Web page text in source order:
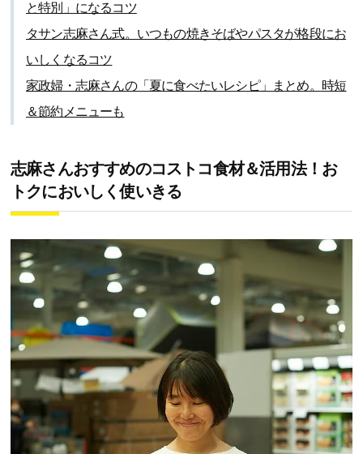
と特別」になるコツ
タサン志麻さん式。いつもの焼きそばやパスタが格段にお
いしくなるコツ
家政婦・志麻さんの「夏に食べたいレシピ」まとめ。時短
＆節約メニューも
志麻さんおすすめのコストコ食材＆活用法！お
トクにおいしく使いきる